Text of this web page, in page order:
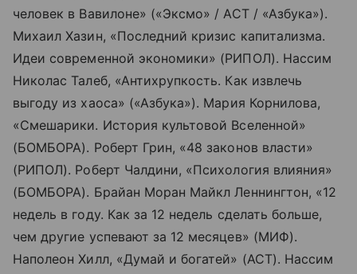
человек в Вавилоне» («Эксмо» / АСТ / «Азбука»).
Михаил Хазин, «Последний кризис капитализма.
Идеи современной экономики» (РИПОЛ). Нассим
Николас Талеб, «Антихрупкость. Как извлечь
выгоду из хаоса» («Азбука»). Мария Корнилова,
«Смешарики. История культовой Вселенной»
(БОМБОРА). Роберт Грин, «48 законов власти»
(РИПОЛ). Роберт Чалдини, «Психология влияния»
(БОМБОРА). Брайан Моран Майкл Леннингтон, «12
недель в году. Как за 12 недель сделать больше,
чем другие успевают за 12 месяцев» (МИФ).
Наполеон Хилл, «Думай и богатей» (АСТ). Нассим